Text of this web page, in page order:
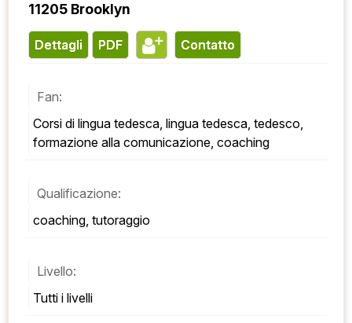
11205 Brooklyn
Dettagli PDF contatto
Fan:
Corsi di lingua tedesca, lingua tedesca, tedesco,
formazione alla comunicazione, coaching
Qualificazione:
coaching, tutoraggio
Livello:
Tutti i livelli